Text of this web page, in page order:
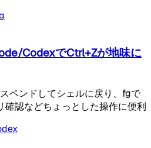
CodexでCtrl+Zが地味に
ペンドしてシェルに戻り、fgで
確認などちょっとした操作に便利